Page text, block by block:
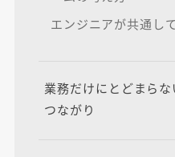
エンジニアが共通し
業務だけにとどまら
つながり